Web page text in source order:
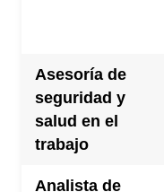
Asesoría de
seguridad y
salud en el
trabajo
Analista de